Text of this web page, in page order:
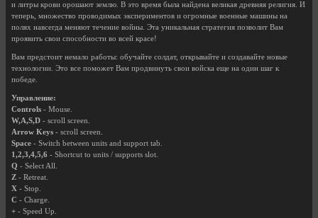
и литры крови орошают землю. В это время была найдена великая древняя религия. И
теперь, множество проводимых экспериментов и огромные военные машины на
полях навсегда меняют течение войны. Эта уникальная стратегия позволит Вам
проявить свои способности во всей красе!
Вам предстоит немало работы: обучайте солдат, открывайте и создавайте новые
технологии. Это все поможет Вам продвинуть свои войска еще на один шаг к
победе.
Управление:
Controls - Mouse.
W,A,S,D - scroll screen.
Arrow Keys - scroll screen.
Space - Switch between units and support tab.
1,2,3,4,5,6 - Shortcut to units / supports slot.
Q - Select All.
Z - Retreat.
X - Stop.
C - Charge.
+ - Speed Up.